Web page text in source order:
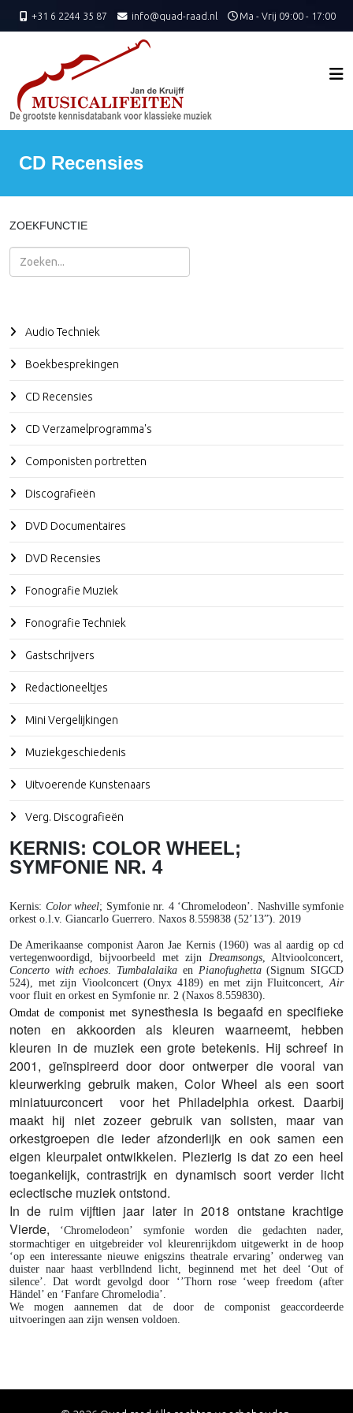
+31 6 2244 35 87 info@quad-raad.nl Ma - Vrij 09:00 - 17:00
CD Recensies
ZOEKFUNCTIE
Zoeken
Audio Techniek
Boekbesprekingen
CD Recensies
CD Verzamelprogramma's
Componisten portretten
Discografieën
DVD Documentaires
DVD Recensies
Fonografie Muziek
Fonografie Techniek
Gastschrijvers
Redactioneeltjes
Mini Vergelijkingen
Muziekgeschiedenis
Uitvoerende Kunstenaars
Verg. Discografieën
KERNIS: COLOR WHEEL;
SYMFONIE NR. 4
Kernis: Color wheel; Symfonie nr. 4 ‘Chromelodeon’. Nashville symfonie
orkest o.l.v. Giancarlo Guerrero. Naxos 8.559838 (52’13”). 2019
De Amerikaanse componist Aaron Jae Kernis (1960) was al aardig op cd
vertegenwoordigd, bijvoorbeeld met zijn Dreamsongs, Altvioolconcert,
Concerto with echoes. Tumbalalaika en Pianofughetta(Signum SIGCD
524), met zijn Vioolconcert (Onyx 4189) en met zijn Fluitconcert,Air
voor fluit en orkest en Symfonie nr. 2 (Naxos 8.559830).
Omdat de componist met synesthesia is begaafd en specifieke
noten en akkoorden als kleuren waarneemt, hebben
kleuren in de muziek een grote betekenis. Hij schreef in
2001, geïnspireerd door door ontwerper die vooral van
kleurwerking gebruik maken, Color Wheel als een soort
miniatuurconcert voor het Philadelphia orkest. Daarbij
maakt hij niet zozeer gebruik van solisten, maar van
orkestgroepen die ieder afzonderlijk en ook samen een
eigen kleurpalet ontwikkelen. Plezierig is dat zo een heel
toegankelijk, contrastrijk en dynamisch soort verder licht
eclectische muziek ontstond.
In de ruim vijftien jaar later in 2018 ontstane krachtige
Vierde,
‘Chromelodeon’ symfonie worden die gedachten nader,
stormachtiger en uitgebreider vol kleurenrijkdom uitgewerkt in de hoop
‘op een interessante nieuwe enigszins theatrale ervaring’ onderweg van
duister naar haast verbllndend licht, beginnend met het deel ‘Out of
silence’. Dat wordt gevolgd door ‘’Thorn rose ‘weep freedom (after
Händel’ en ‘Fanfare Chromelodia’.
We mogen aannemen dat de door de componist geaccordeerde
uitvoeringen aan zijn wensen voldoen.